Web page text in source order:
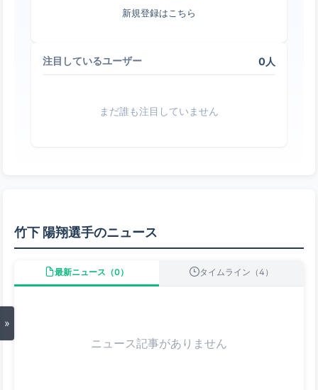
»
新規登録はこちら
注目しているユーザー 0人
まだ誰も注目していません
竹下 陽翔選手のニュース
最新ニュース（0） タイムライン（4）
ニュース記事がありません